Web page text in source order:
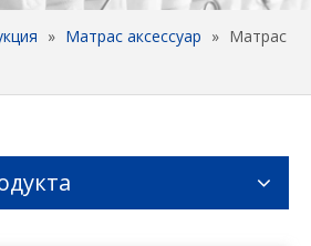
» Матрас аксессуар » Матрас